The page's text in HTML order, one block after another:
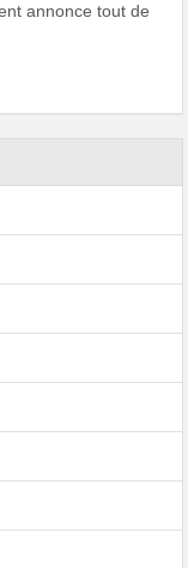
annonce tout de